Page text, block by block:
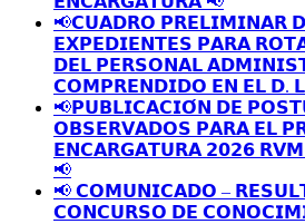
📢𝗖𝗨𝗔𝗗𝗥𝗢 𝗣𝗥𝗘𝗟𝗜𝗠𝗜𝗡𝗔𝗥
𝗘𝗫𝗣𝗘𝗗𝗜𝗘𝗡𝗧𝗘𝗦 𝗣𝗔𝗥𝗔
𝗗𝗘𝗟 𝗣𝗘𝗥𝗦𝗢𝗡𝗔𝗟
𝗖𝗢𝗠𝗣𝗥𝗘𝗡𝗗𝗜𝗗𝗢 𝗘𝗡 𝗘𝗟 𝗗.
📢𝗣𝗨𝗕𝗟𝗜𝗖𝗔𝗖𝗜𝗢́𝗡 𝗗𝗘
𝗢𝗕𝗦𝗘𝗥𝗩𝗔𝗗𝗢𝗦 𝗣𝗔𝗥𝗔 𝗘𝗟
𝗘𝗡𝗖𝗔𝗥𝗚𝗔𝗧𝗨𝗥𝗔 𝟮𝟬𝟮𝟲
📢
📢 𝗖𝗢𝗠𝗨𝗡𝗜𝗖𝗔𝗗𝗢 –
𝗖𝗢𝗡𝗖𝗨𝗥𝗦𝗢 𝗗𝗘